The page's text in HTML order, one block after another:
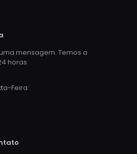
mensagem. Temos a
horas
Feira: